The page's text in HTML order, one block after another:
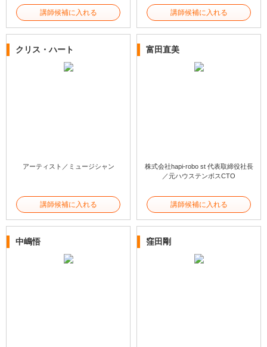
講師候補に入れる 講師候補に入れる
クリス・ハート
アーティスト／ミュージシャン
講師候補に入れる
富田直美
株式会社hapi-robo st 代表取締役社長
／元ハウステンボスCTO
講師候補に入れる
中嶋悟 窪田剛